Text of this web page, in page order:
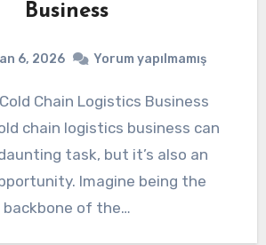
Business
6, 2026 Yorum yapılmamış
chain logistics business can
task, but it’s also an
Imagine being the
backbone of the…